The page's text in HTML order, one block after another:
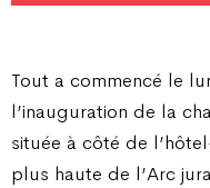
Tout a commencé le
l’inauguration de la
située à côté de
plus haute de l’Arc